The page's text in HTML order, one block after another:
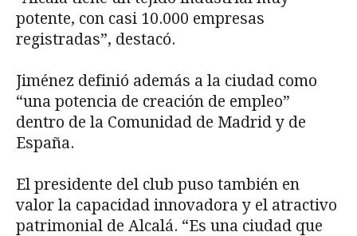
potente, con casi 10.000 empresas
registradas”, destacó.
Jiménez definió además a la ciudad como
“una potencia de creación de empleo”
dentro de la Comunidad de Madrid y de
España.
El presidente del club puso también en
valor la capacidad innovadora y el atractivo
patrimonial de Alcalá. “Es una ciudad que